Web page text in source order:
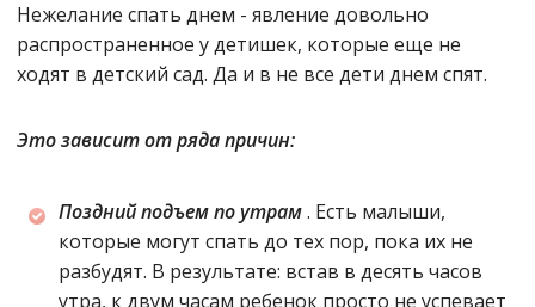
Нежелание спать днем - явление довольно
распространенное у детишек, которые еще не
ходят в детский сад. Да и в не все дети днем спят.
Это зависит от ряда причин:
Поздний подъем по утрам. Есть малыши,
которые могут спать до тех пор, пока их не
разбудят. В результате: встав в десять часов
утра, к двум часам ребенок просто не успевает